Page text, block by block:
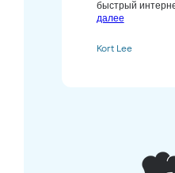
быстрый
далее
Kort Lee